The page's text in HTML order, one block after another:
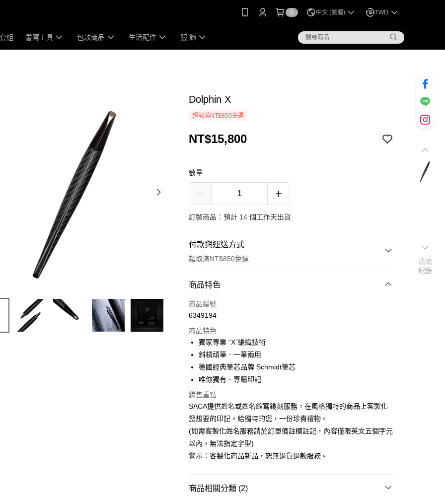
0 中文 (繁體) TWD
組 書寫工具 包款商品 生活配件 服 飾
Dolphin X
超取滿NT$850免運
NT$15,800
數量
訂製商品：預計 14 個工作天出貨
付款與運送方式
超取滿NT$850免運
付款方式
信用卡一次付款
悠遊付
運送方式
全家取貨付款
每筆NT$60，滿NT$850(含以上)免運費
7-11取貨付款
每筆NT$60，滿NT$850(含以上)免運費
宅配
商品特色
商品編號
6349194
商品特色
獨家專業 “X”編織技術
斜槓頑筆．一筆兩用
德國經典筆芯品牌 Schmidt筆芯
唯你獨有．專屬印記
銷售重點
SACA提供姓名或姓名縮寫鐫刻服務，在風格獨特的商品上客製化
您想要的印記。給獨特的您，一份珍貴禮物。
(如需客製化姓名服務請於訂單備註欄註記，內容僅限英文五個字元
以內，無法指定字型)
警示：客製化商品新品，恕無退貨退款服務。
商品相關分類 (2)
清除
紀錄